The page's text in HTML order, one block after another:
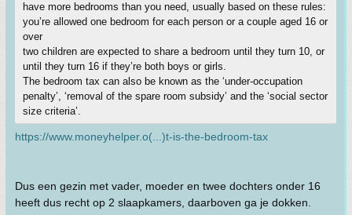
have more bedrooms than you need, usually based on these rules:
you’re allowed one bedroom for each person or a couple aged 16 or
over
two children are expected to share a bedroom until they turn 10, or
until they turn 16 if they’re both boys or girls.
The bedroom tax can also be known as the ‘under-occupation
penalty’, ‘removal of the spare room subsidy’ and the ‘social sector
size criteria’.
https://www.moneyhelper.o(...)t-is-the-bedroom-tax
Dus een gezin met vader, moeder en twee dochters onder 16
heeft dus recht op 2 slaapkamers, daarboven ga je dokken.